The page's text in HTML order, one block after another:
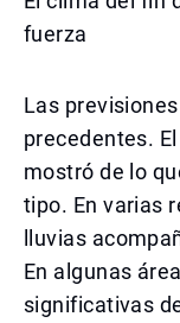
fuerza
Las
precedentes.
mostró de lo
tipo. En varias
lluvias
En algunas
significativas